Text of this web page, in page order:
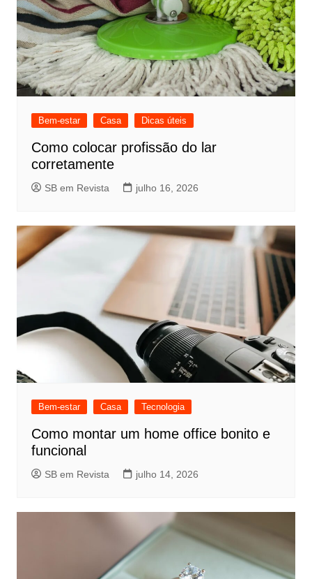
Bem-estar Casa Dicas úteis
Como colocar profissão do lar
corretamente
SB em Revista julho 16, 2026
Bem-estar Casa Tecnologia
Como montar um home office bonito e
funcional
SB em Revista julho 14, 2026